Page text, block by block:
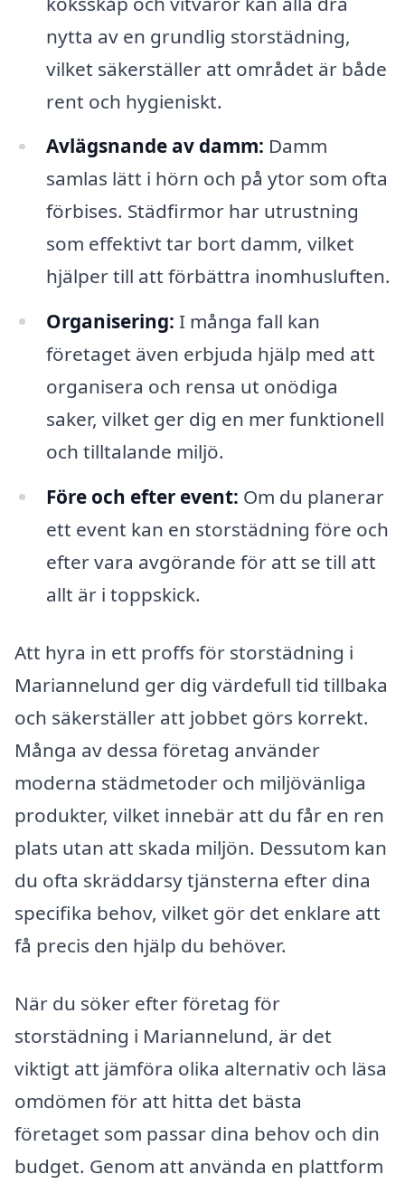
nytta av en grundlig storstädning,
vilket säkerställer att området är både
rent och hygieniskt.
Avlägsnande av damm: Damm
samlas lätt i hörn och på ytor som ofta
förbises. Städfirmor har utrustning
som effektivt tar bort damm, vilket
hjälper till att förbättra inomhusluften.
Organisering: I många fall kan
företaget även erbjuda hjälp med att
organisera och rensa ut onödiga
saker, vilket ger dig en mer funktionell
och tilltalande miljö.
Före och efter event: Om du planerar
ett event kan en storstädning före och
efter vara avgörande för att se till att
allt är i toppskick.
Att hyra in ett proffs för storstädning i
Mariannelund ger dig värdefull tid tillbaka
och säkerställer att jobbet görs korrekt.
Många av dessa företag använder
moderna städmetoder och miljövänliga
produkter, vilket innebär att du får en ren
plats utan att skada miljön. Dessutom kan
du ofta skräddarsy tjänsterna efter dina
specifika behov, vilket gör det enklare att
få precis den hjälp du behöver.
När du söker efter företag för
storstädning i Mariannelund, är det
viktigt att jämföra olika alternativ och läsa
omdömen för att hitta det bästa
företaget som passar dina behov och din
budget. Genom att använda en plattform